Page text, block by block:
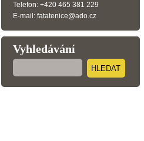
Telefon: +420 465 381 229
E-mail: fatatenice@ado.cz
Vyhledávání
HLEDAT